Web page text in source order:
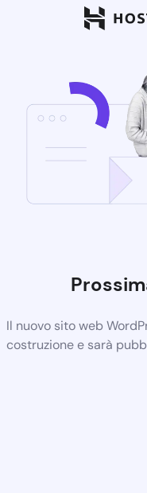
Il nuovo sito web
costruzione e sarà